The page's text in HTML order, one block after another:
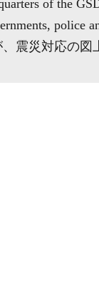
of the
police
震災対応の図